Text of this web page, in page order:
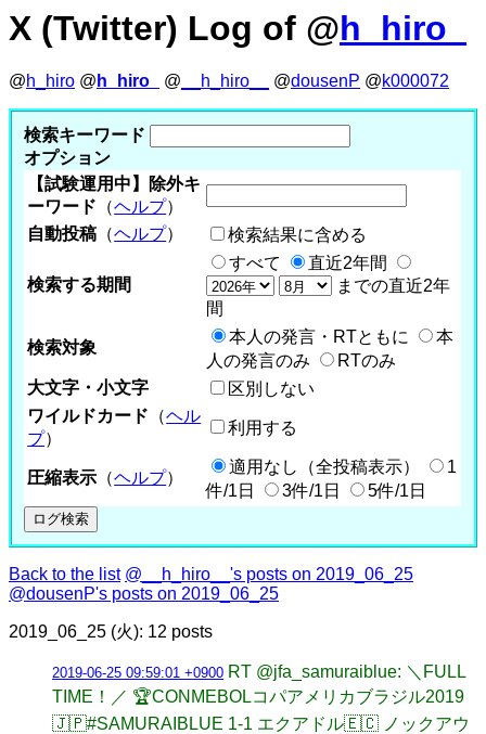
X (Twitter) Log of @h_hiro_
@h_hiro @ h_hiro_ @ __h_hiro__ @dousenP @k000072
検索キーワード
オプション
【試験運用中】除外キ
ーワード （ヘルプ）
自動投稿 （ヘルプ） 検索結果に含める
検索する期間
すべて
直近2年間
までの直近2年
間
検索対象
本人の発言・RTともに
本
人の発言のみ
RTのみ
大文字・小文字
区別しない
ワイルドカード （ヘル
プ）
利用する
圧縮表示 （ヘルプ）
適用なし（全投稿表示）
1
件/1日
3件/1日 5件/1日
Back to the list @__h_hiro__'s posts on 2019_06_25
@dousenP's posts on 2019_06_25
2019_06_25 (火): 12 posts
2019-06-25 09:59:01 +0900 RT @jfa_samuraiblue: ＼FULL
TIME！／ 🏆CONMEBOLコパアメリカブラジル2019
🇯🇵#SAMURAIBLUE 1-1 エクアドル🇪🇨 ノックアウ